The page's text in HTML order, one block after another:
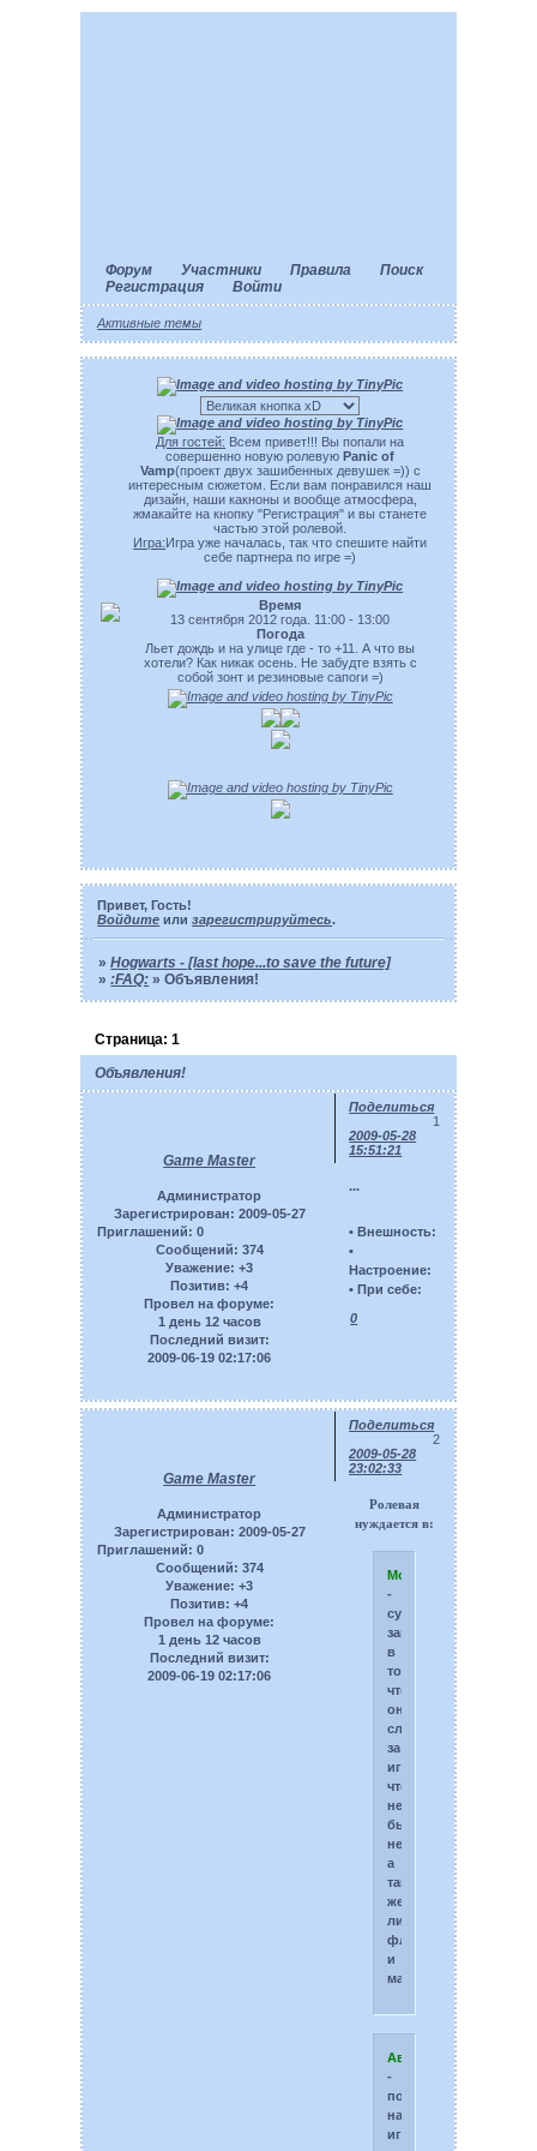
Форум Участники Правила
Поиск
Регистрация
Войти
Активные темы
Для гостей: Всем привет!!! Вы попали на
совершенно новую ролевуюPanic of
Vamp(проект двух зашибенных девушек =)) с
интересным сюжетом. Если вам понравился наш
дизайн, наши какноны и вообще атмосфера,
жмакайте на кнопку "Регистрация" и вы станете
частью этой ролевой.
Игра:Игра уже началась, так что спешите найти
себе партнера по игре =)
Время
13 сентября 2012 года. 11:00 - 13:00
Погода
Льет дождь и на улице где - то +11. А что вы
хотели? Как никак осень. Не забудте взять с
собой зонт и резиновые сапоги =)
Привет, Гость!
Войдите илизарегистрируйтесь.
»Hogwarts - [last hope...to save the future]
»:FAQ: »Объявления!
Объявления!
Страница:1
Поделиться
1
2009-05-28
15:51:21
Game Master
Администратор
Зарегистрирован: 2009-05-27
Приглашений: 0
Сообщений: 374
Уважение: +3
Позитив: +4
Провел на форуме:
1 день 12 часов
Последний визит:
2009-06-19 02:17:06
...
• Внешность:
•
Настроение:
• При себе:
0
Поделиться
2
2009-05-28
23:02:33
Game Master
Администратор
Зарегистрирован: 2009-05-27
Приглашений: 0
Сообщений: 374
Уважение: +3
Позитив: +4
Провел на форуме:
1 день 12 часов
Последний визит:
2009-06-19 02:17:06
Ролевая
нуждается в:
Модераторах:
-
суть
заключается
в
том,
чтобы
он
следил
за
игрой,
чтобы
не
было
неразберих,
а
так
же
лишнего
флуда
и
мата.
Аватаромейкерах:
-
помогать
нашим
игрокам